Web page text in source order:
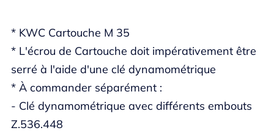
* KWC Cartouche M 35
* L'écrou de Cartouche doit impérativement être
serré à l'aide d'une clé dynamométrique
* À commander séparément :
- Clé dynamométrique avec différents embouts
Z.536.448